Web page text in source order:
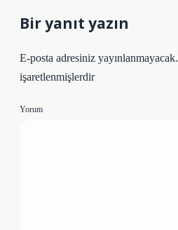
Bir yanıt yazın
E-posta adresiniz yayınlanmayacak.
işaretlenmişlerdir
Yorum